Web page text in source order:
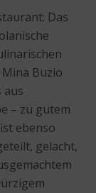
Das
Buzio
aus
– zu gutem
ebenso
gelacht,